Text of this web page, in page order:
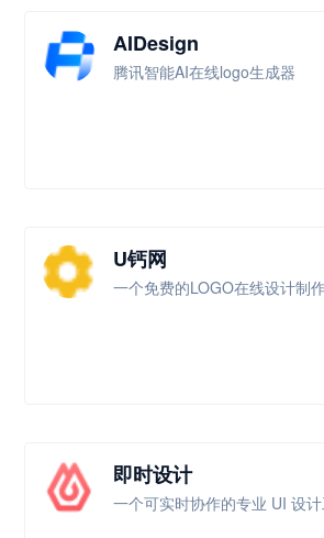
AIDesign
腾讯智能AI在线logo生成器
U钙网
一个免费的LOGO在线设计制
即时设计
一个可实时协作的专业 UI 设